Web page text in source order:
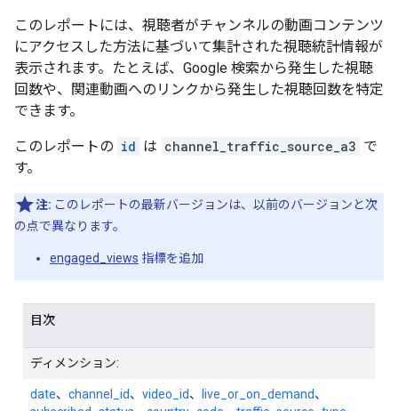
このレポートには、視聴者がチャンネルの動画コンテンツ
にアクセスした方法に基づいて集計された視聴統計情報が
表示されます。たとえば、Google 検索から発生した視聴
回数や、関連動画へのリンクから発生した視聴回数を特定
できます。
このレポートの id は channel_traffic_source_a3 で
す。
注: このレポートの最新バージョンは、以前のバージョンと次
の点で異なります。
engaged_views 指標を追加
目次
ディメンション:
date、 channel_id、 video_id、 live_or_on_demand、